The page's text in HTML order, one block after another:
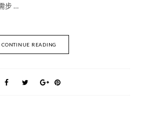
步 …
CONTINUE READING